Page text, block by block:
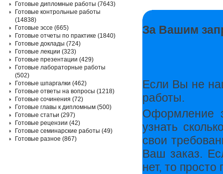
За Вашим
Если Вы не
работы.
Оформление
узнать
свои
Ваш заказ.
нет, то
Готовые дипломные работы (7643)
Готовые контрольные работы
(14838)
Готовые эссе (665)
Готовые отчеты по практике (1840)
Готовые доклады (724)
Готовые лекции (323)
Готовые презентации (429)
Готовые лабораторные работы
(502)
Готовые шпаргалки (462)
Готовые ответы на вопросы (1218)
Готовые сочинения (72)
Готовые главы к дипломным (500)
Готовые статьи (297)
Готовые рецензии (42)
Готовые семинарские работы (49)
Готовые разное (867)